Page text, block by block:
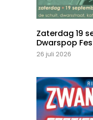
Zaterdag 19
Dwarspop
26 juli 2026